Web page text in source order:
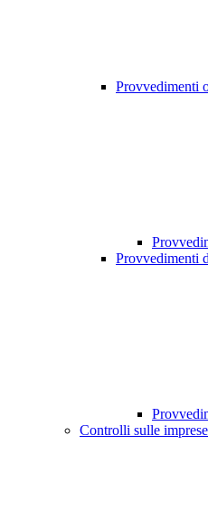
Provvedimenti
Provvedimenti
Controlli sulle imprese